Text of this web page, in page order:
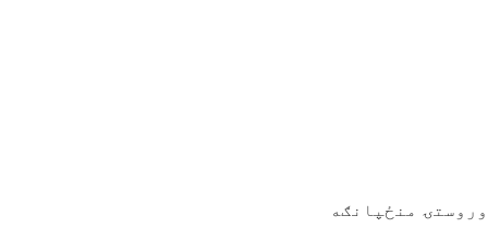
وروستۍ منځپانګه